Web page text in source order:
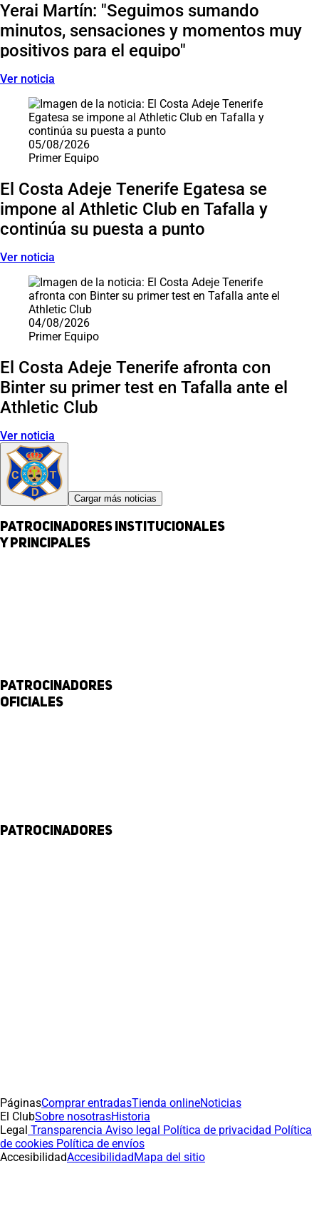
Yerai Martín: "Seguimos sumando
minutos, sensaciones y momentos muy
positivos para el equipo"
Ver noticia
05/08/2026
Primer Equipo
El Costa Adeje Tenerife Egatesa se
impone al Athletic Club en Tafalla y
continúa su puesta a punto
Ver noticia
04/08/2026
Primer Equipo
El Costa Adeje Tenerife afronta con
Binter su primer test en Tafalla ante el
Athletic Club
Ver noticia
Cargar más noticias
Patrocinadores institucionales
y principales
Patrocinadores
Oficiales
Patrocinadores
PáginasComprar entradasTienda onlineNoticias
El ClubSobre nosotrasHistoria
Legal Transparencia Aviso legal Política de privacidad Política
de cookies Política de envíos
AccesibilidadAccesibilidadMapa del sitio